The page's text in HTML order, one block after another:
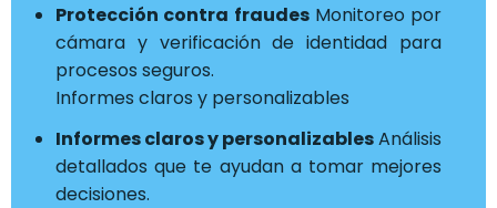
Protección contra fraudesMonitoreo por
cámara y verificación de identidad para
procesos seguros.
Informes claros y personalizables
Informes claros y personalizablesAnálisis
detallados que te ayudan a tomar mejores
decisiones.